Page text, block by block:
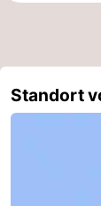
Het
Knokke-
-
Standort